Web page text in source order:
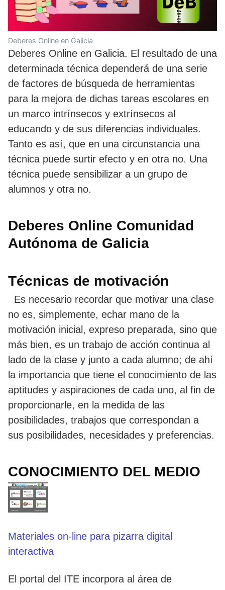
Deberes Online en Galicia
Deberes Online en Galicia. El resultado de una
determinada técnica dependerá de una serie
de factores de búsqueda de herramientas
para la mejora de dichas tareas escolares en
un marco intrínsecos y extrínsecos al
educando y de sus diferencias individuales.
Tanto es así, que en una circunstancia una
técnica puede surtir efecto y en otra no. Una
técnica puede sensibilizar a un grupo de
alumnos y otra no.
Deberes Online Comunidad
Autónoma de Galicia
Técnicas de motivación
Es necesario recordar que motivar una clase
no es, simplemente, echar mano de la
motivación inicial, expreso preparada, sino que
más bien, es un trabajo de acción continua al
lado de la clase y junto a cada alumno; de ahí
la importancia que tiene el conocimiento de las
aptitudes y aspiraciones de cada uno, al fin de
proporcionarle, en la medida de las
posibilidades, trabajos que correspondan a
sus posibilidades, necesidades y preferencias.
CONOCIMIENTO DEL MEDIO
Materiales on-line para pizarra digital
interactiva
El portal del ITE incorpora al área de